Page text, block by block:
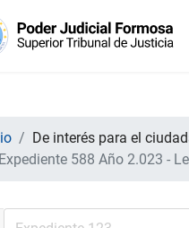
De interés para el
Expediente 588 Año 2.023 -